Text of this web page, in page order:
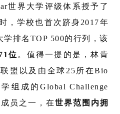
世界大学评级体系授予了
，学校也首次跻身2017年
排名TOP 500的行列，该
位 。值得一提的是，林肯
盟以及由全球25所在Bio
组成的Global Challenge
员之一，在世界范围内拥